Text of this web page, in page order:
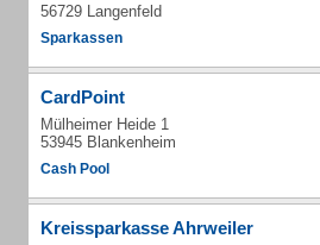
56729 Langenfeld
Sparkassen
CardPoint
Mülheimer Heide 1
53945 Blankenheim
Cash Pool
Kreissparkasse Ahrweiler